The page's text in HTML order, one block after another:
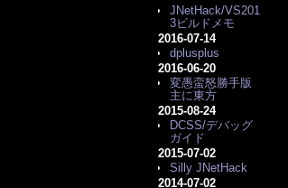
JNetHack/VS201
3ビルドメモ
2016-07-14
dplusplus
2016-06-20
変愚蛮怒勝手版
主に東方
2015-08-24
DCSS/デバッグ
ガイド
2015-07-02
Silly JNetHack
2014-07-02